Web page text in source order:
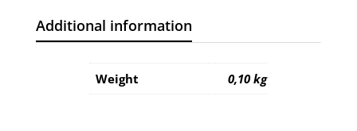
Additional information
Weight 0,10 kg